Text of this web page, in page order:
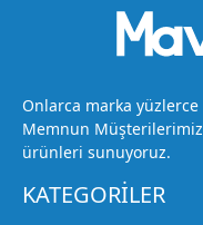
Onlarca marka
Memnun
ürünleri sunuyoruz.
KATEGORİLER